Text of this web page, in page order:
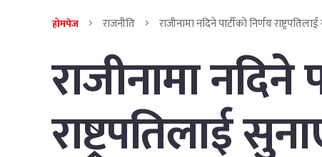
होमपेज राजनीति राजीनामा नदिने पार्टीको निर्णय
राजीनामा नदिने
राष्ट्रपतिलाई